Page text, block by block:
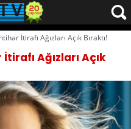
İtirafı Ağızları Açık Bıraktı!
Ağızları Açık